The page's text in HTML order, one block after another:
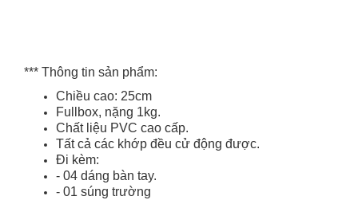
*** Thông tin sản phẩm:
Chiều cao: 25cm
Fullbox, nặng 1kg.
Chất liệu PVC cao cấp.
Tất cả các khớp đều cử động được.
Đi kèm:
- 04 dáng bàn tay.
- 01 súng trường